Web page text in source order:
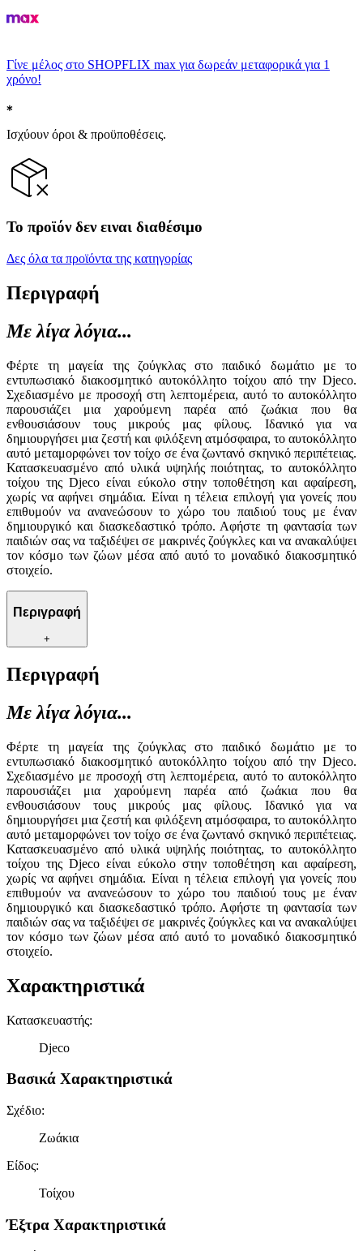
Γίνε μέλος στο SHOPFLIX max για δωρεάν μεταφορικά για 1
χρόνο!
Ισχύουν όροι & προϋποθέσεις.
Το προϊόν δεν ειναι διαθέσιμο
Δες όλα τα προϊόντα της κατηγορίας
Περιγραφή
Με λίγα λόγια...
Φέρτε τη μαγεία της ζούγκλας στο παιδικό δωμάτιο με το
εντυπωσιακό διακοσμητικό αυτοκόλλητο τοίχου από την Djeco.
Σχεδιασμένο με προσοχή στη λεπτομέρεια, αυτό το αυτοκόλλητο
παρουσιάζει μια χαρούμενη παρέα από ζωάκια που θα
ενθουσιάσουν τους μικρούς μας φίλους. Ιδανικό για να
δημιουργήσει μια ζεστή και φιλόξενη ατμόσφαιρα, το αυτοκόλλητο
αυτό μεταμορφώνει τον τοίχο σε ένα ζωντανό σκηνικό περιπέτειας.
Κατασκευασμένο από υλικά υψηλής ποιότητας, το αυτοκόλλητο
τοίχου της Djeco είναι εύκολο στην τοποθέτηση και αφαίρεση,
χωρίς να αφήνει σημάδια. Είναι η τέλεια επιλογή για γονείς που
επιθυμούν να ανανεώσουν το χώρο του παιδιού τους με έναν
δημιουργικό και διασκεδαστικό τρόπο. Αφήστε τη φαντασία των
παιδιών σας να ταξιδέψει σε μακρινές ζούγκλες και να ανακαλύψει
τον κόσμο των ζώων μέσα από αυτό το μοναδικό διακοσμητικό
στοιχείο.
Περιγραφή
+
Περιγραφή
Με λίγα λόγια...
Φέρτε τη μαγεία της ζούγκλας στο παιδικό δωμάτιο με το
εντυπωσιακό διακοσμητικό αυτοκόλλητο τοίχου από την Djeco.
Σχεδιασμένο με προσοχή στη λεπτομέρεια, αυτό το αυτοκόλλητο
παρουσιάζει μια χαρούμενη παρέα από ζωάκια που θα
ενθουσιάσουν τους μικρούς μας φίλους. Ιδανικό για να
δημιουργήσει μια ζεστή και φιλόξενη ατμόσφαιρα, το αυτοκόλλητο
αυτό μεταμορφώνει τον τοίχο σε ένα ζωντανό σκηνικό περιπέτειας.
Κατασκευασμένο από υλικά υψηλής ποιότητας, το αυτοκόλλητο
τοίχου της Djeco είναι εύκολο στην τοποθέτηση και αφαίρεση,
χωρίς να αφήνει σημάδια. Είναι η τέλεια επιλογή για γονείς που
επιθυμούν να ανανεώσουν το χώρο του παιδιού τους με έναν
δημιουργικό και διασκεδαστικό τρόπο. Αφήστε τη φαντασία των
παιδιών σας να ταξιδέψει σε μακρινές ζούγκλες και να ανακαλύψει
τον κόσμο των ζώων μέσα από αυτό το μοναδικό διακοσμητικό
στοιχείο.
Χαρακτηριστικά
Κατασκευαστής:
Djeco
Βασικά Χαρακτηριστικά
Σχέδιο:
Ζωάκια
Είδος:
Τοίχου
Έξτρα Χαρακτηριστικά